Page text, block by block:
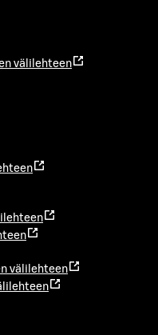
välilehteen
välilehteen